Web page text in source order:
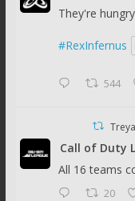
They're
#RexInfernus
544
Call of Duty
All 16 teams
20